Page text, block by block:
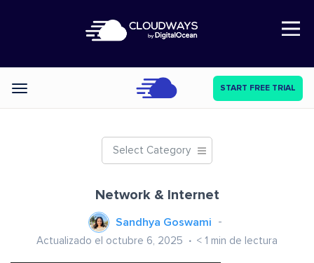
Open Nav
Categories START FREE TRIAL
Select Category
Network & Internet
Sandhya Goswami
Actualizado el octubre 6, 2025 < 1 min de lectura